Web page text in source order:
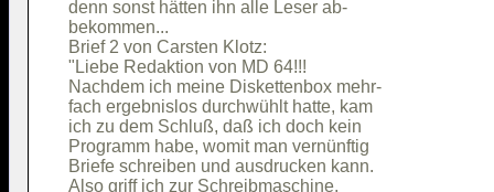
denn sonst hätten ihn alle Leser ab-
bekommen...
Brief 2 von Carsten Klotz:
"Liebe Redaktion von MD 64!!!
Nachdem ich meine Diskettenbox mehr-
fach ergebnislos durchwühlt hatte, kam
ich zu dem Schluß, daß ich doch kein
Programm habe, womit man vernünftig
Briefe schreiben und ausdrucken kann.
Also griff ich zur Schreibmaschine,